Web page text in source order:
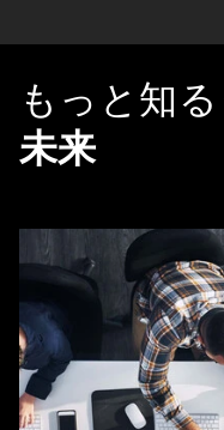
もっと知る
未来